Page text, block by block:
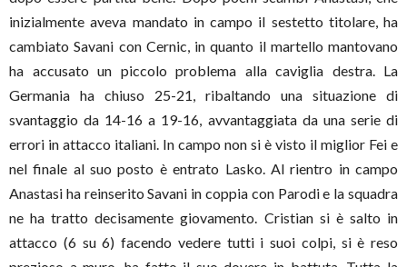
inizialmente aveva mandato in campo il sestetto titolare, ha
cambiato Savani con Cernic, in quanto il martello mantovano
ha accusato un piccolo problema alla caviglia destra. La
Germania ha chiuso 25-21, ribaltando una situazione di
svantaggio da 14-16 a 19-16, avvantaggiata da una serie di
errori in attacco italiani. In campo non si è visto il miglior Fei e
nel finale al suo posto è entrato Lasko. Al rientro in campo
Anastasi ha reinserito Savani in coppia con Parodi e la squadra
ne ha tratto decisamente giovamento. Cristian si è salto in
attacco (6 su 6) facendo vedere tutti i suoi colpi, si è reso